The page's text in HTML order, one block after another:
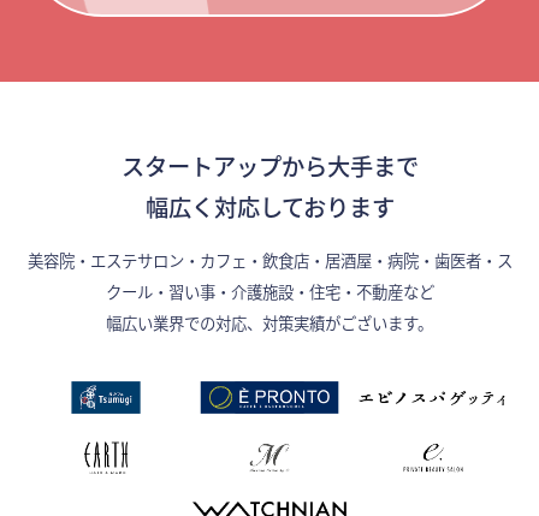
スタートアップから大手まで
幅広く対応しております
美容院・エステサロン・カフェ・飲食店・居酒屋・病院・歯医者・ス
クール・習い事・介護施設・住宅・不動産など
幅広い業界での対応、対策実績がございます。